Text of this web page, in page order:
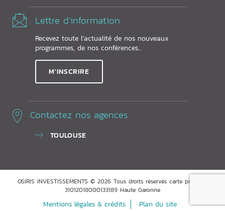
Lettre d'information
Recevez toute l'actualité de nos nouveaux
programmes, de nos conférences...
M'INSCRIRE
Contactez nos agences
TOULOUSE
OSIRIS INVESTISSEMENTS © 2026 Tous droits réservés carte pro ADC
31012018000133189 Haute Garonne
Mentions légales & crédits Plan du site